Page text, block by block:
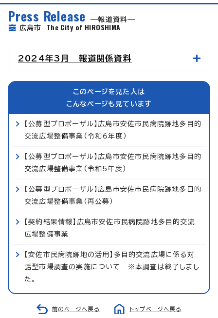
Press Release
報道資料
広島市 The City of HIROSHIMA
2024年3月 報道関係資料
このページを見た人は
こんなページも見ています
【公募型プロポーザル】広島市安佐市民病院跡地多目的
交流広場整備事業（令和6年度）
【公募型プロポーザル】広島市安佐市民病院跡地多目的
交流広場整備事業（令和5年度）
【公募型プロポーザル】広島市安佐市民病院跡地多目的
交流広場整備事業（再公募）
【契約結果情報】広島市安佐市民病院跡地多目的交流
広場整備事業
【安佐市民病院跡地の活用】多目的交流広場に係る対
話型市場調査の実施について ※本調査は終了しまし
た。
前のページへ戻る トップページへ戻る